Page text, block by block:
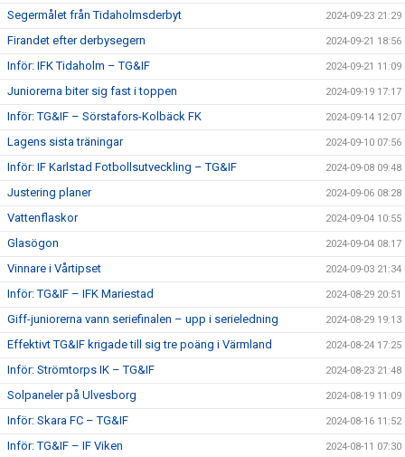
Segermålet från Tidaholmsderbyt 2024-09-23 21:29
Firandet efter derbysegern 2024-09-21 18:56
Inför: IFK Tidaholm – TG&IF 2024-09-21 11:09
Juniorerna biter sig fast i toppen 2024-09-19 17:17
Inför: TG&IF – Sörstafors-Kolbäck FK 2024-09-14 12:07
Lagens sista träningar 2024-09-10 07:56
Inför: IF Karlstad Fotbollsutveckling – TG&IF 2024-09-08 09:48
Justering planer 2024-09-06 08:28
Vattenflaskor 2024-09-04 10:55
Glasögon 2024-09-04 08:17
Vinnare i Vårtipset 2024-09-03 21:34
Inför: TG&IF – IFK Mariestad 2024-08-29 20:51
Giff-juniorerna vann seriefinalen – upp i serieledning 2024-08-29 19:13
Effektivt TG&IF krigade till sig tre poäng i Värmland 2024-08-24 17:25
Inför: Strömtorps IK – TG&IF 2024-08-23 21:48
Solpaneler på Ulvesborg 2024-08-19 11:09
Inför: Skara FC – TG&IF 2024-08-16 11:52
Inför: TG&IF – IF Viken 2024-08-11 07:30